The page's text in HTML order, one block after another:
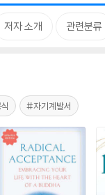
저자 소개 관련분류
#자기계발서